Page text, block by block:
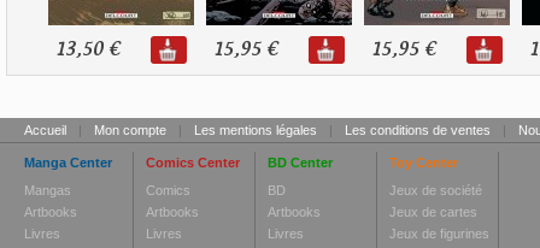
13,50 € 15,95 € 15,95 €
Accueil | Mon compte | Les mentions légales | Les conditions de ventes |
Manga Center
Mangas
Artbooks
Livres
Comics Center
Comics
Artbooks
Livres
BD Center
BD
Artbooks
Livres
Toy Center
Jeux de société
Jeux de cartes
Jeux de figurines